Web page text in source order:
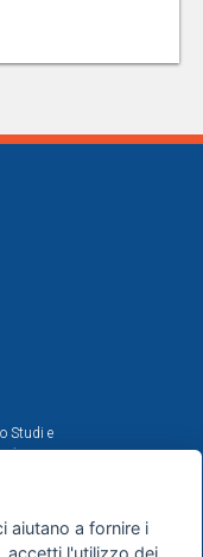
Studi e
Statistica e
aiutano a fornire i
accetti l'utilizzo dei